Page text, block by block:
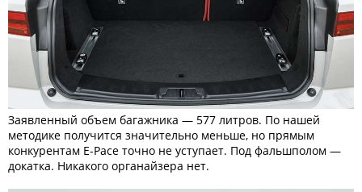
Заявленный объем багажника — 577 литров. По нашей
методике получится значительно меньше, но прямым
конкурентам E-Pace точно не уступает. Под фальшполом —
докатка. Никакого органайзера нет.